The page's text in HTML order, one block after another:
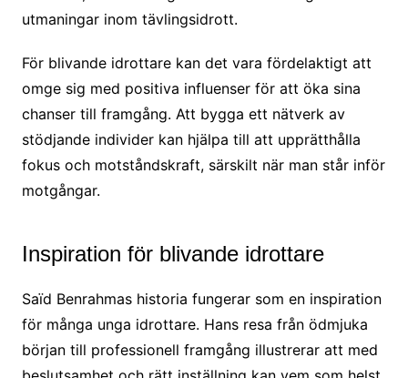
utmaningar inom tävlingsidrott.
För blivande idrottare kan det vara fördelaktigt att
omge sig med positiva influenser för att öka sina
chanser till framgång. Att bygga ett nätverk av
stödjande individer kan hjälpa till att upprätthålla
fokus och motståndskraft, särskilt när man står inför
motgångar.
Inspiration för blivande idrottare
Saïd Benrahmas historia fungerar som en inspiration
för många unga idrottare. Hans resa från ödmjuka
början till professionell framgång illustrerar att med